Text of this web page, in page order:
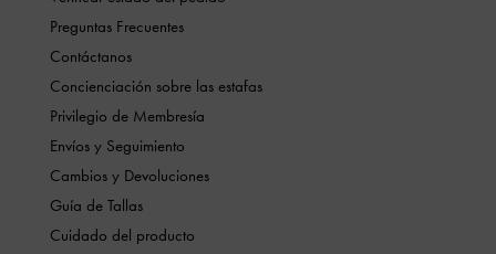
Preguntas Frecuentes
Contáctanos
Concienciación sobre las estafas
Privilegio de Membresía
Envíos y Seguimiento
Cambios y Devoluciones
Guía de Tallas
Cuidado del producto